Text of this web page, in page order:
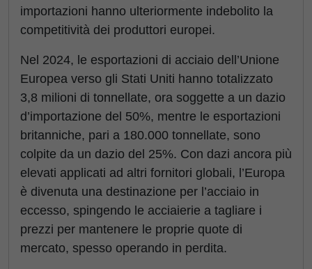
importazioni hanno ulteriormente indebolito la
competitività dei produttori europei.
Nel 2024, le esportazioni di acciaio dell’Unione
Europea verso gli Stati Uniti hanno totalizzato
3,8 milioni di tonnellate, ora soggette a un dazio
d’importazione del 50%, mentre le esportazioni
britanniche, pari a 180.000 tonnellate, sono
colpite da un dazio del 25%. Con dazi ancora più
elevati applicati ad altri fornitori globali, l’Europa
è divenuta una destinazione per l’acciaio in
eccesso, spingendo le acciaierie a tagliare i
prezzi per mantenere le proprie quote di
mercato, spesso operando in perdita.